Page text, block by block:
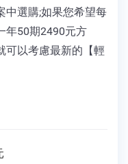
中選購;如果您希望每
年50期2490元方
可以考慮最新的【輕